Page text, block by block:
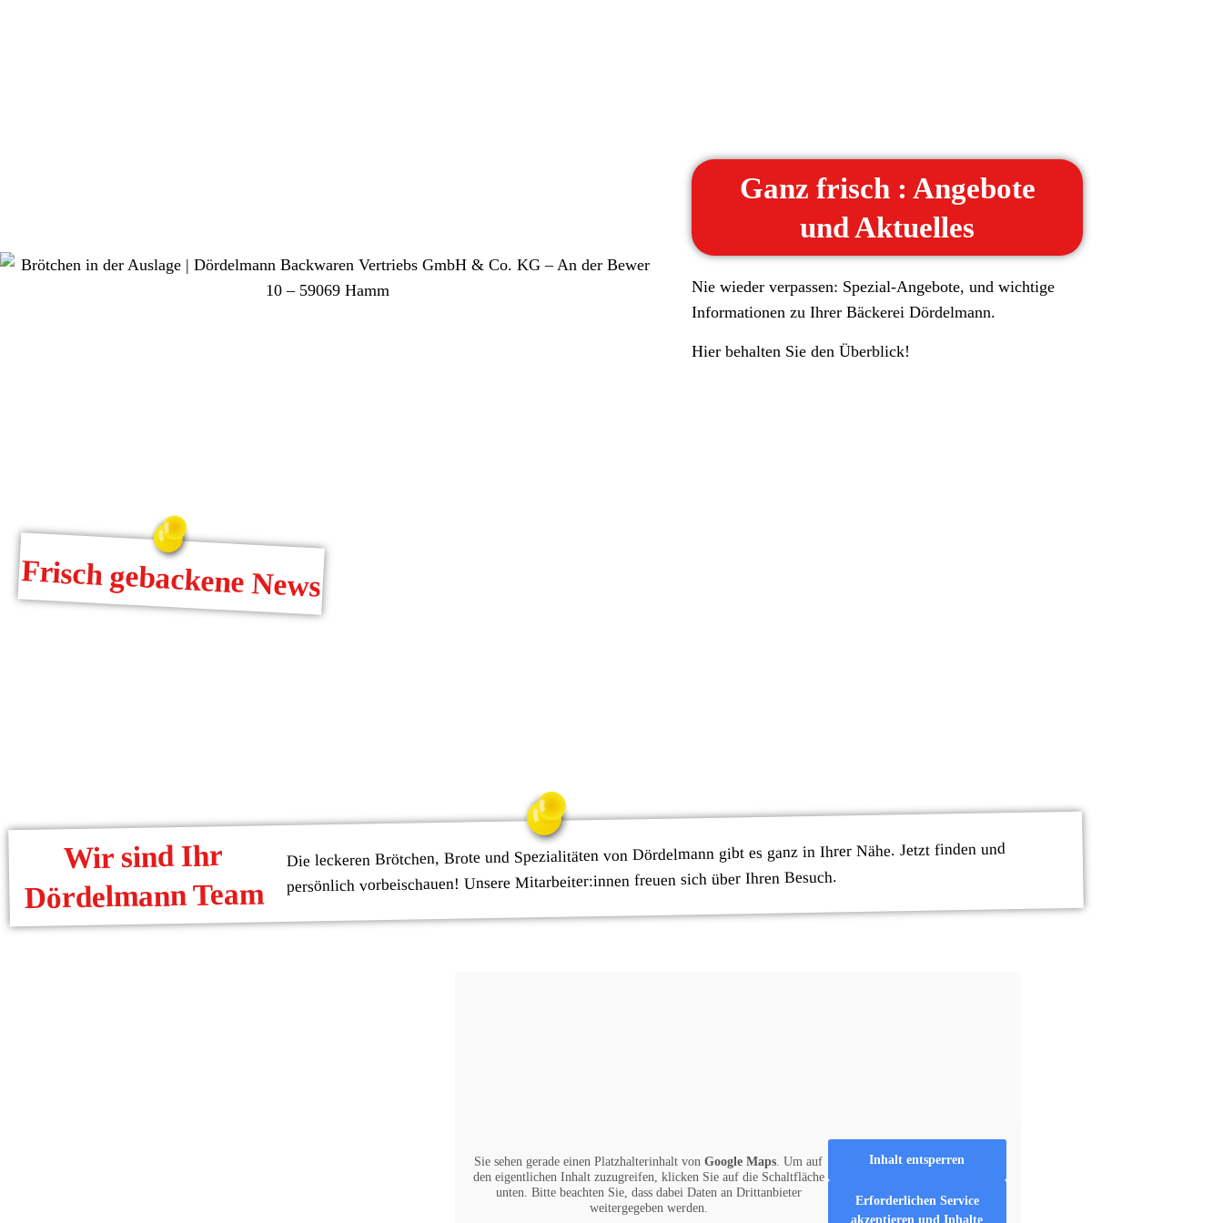
Ganz frisch : Angebote
und Aktuelles
Nie wieder verpassen: Spezial-Angebote, und wichtige
Informationen zu Ihrer Bäckerei Dördelmann.
Hier behalten Sie den Überblick!
Frisch gebackene News
Wir sind Ihr
Dördelmann Team
Die leckeren Brötchen, Brote und Spezialitäten von Dördelmann gibt es ganz in Ihrer Nähe. Jetzt finden und
persönlich vorbeischauen! Unsere Mitarbeiter:innen freuen sich über Ihren Besuch.
Sie sehen gerade einen Platzhalterinhalt vonGoogle Maps . Um auf
den eigentlichen Inhalt zuzugreifen, klicken Sie auf die Schaltfläche
unten. Bitte beachten Sie, dass dabei Daten an Drittanbieter
weitergegeben werden.
Inhalt entsperren
Erforderlichen Service
akzeptieren und Inhalte